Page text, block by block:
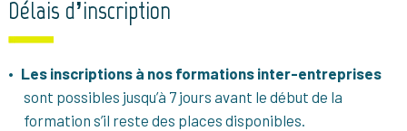
Délais d’inscription
Les inscriptions à nos formations inter-entreprises
sont possibles jusqu’à 7 jours avant le début de la
formation s’il reste des places disponibles.